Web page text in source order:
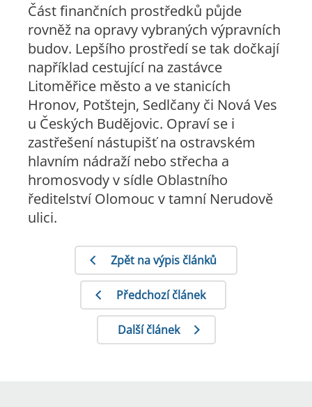
Část finančních prostředků půjde
rovněž na opravy vybraných výpravních
budov. Lepšího prostředí se tak dočkají
například cestující na zastávce
Litoměřice město a ve stanicích
Hronov, Potštejn, Sedlčany či Nová Ves
u Českých Budějovic. Opraví se i
zastřešení nástupišť na ostravském
hlavním nádraží nebo střecha a
hromosvody v sídle Oblastního
ředitelství Olomouc v tamní Nerudově
ulici.
Zpět na výpis článků
Předchozí článek
Další článek